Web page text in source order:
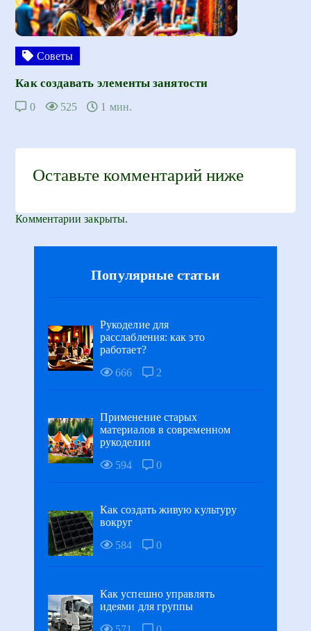
Советы
Как создавать элементы занятости
0 525 1 мин.
Оставьте комментарий ниже
Комментарии закрыты.
Популярные статьи
Рукоделие для
расслабления: как это
работает?
666
2
Применение старых
материалов в современном
рукоделии
594
0
Как создать живую культуру
вокруг
584
0
Как успешно управлять
идеями для группы